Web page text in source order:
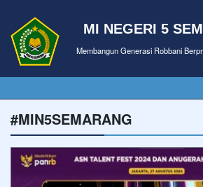
MI NEGERI 5
Membangun Generasi Robbani
#MIN5SEMARANG